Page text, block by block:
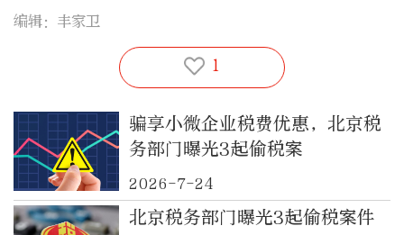
编辑：丰家卫
1
骗享小微企业税费优惠 ，北京税
务部门曝光3起偷税案
2026-7-24
北京税务部门曝光3起偷税案件